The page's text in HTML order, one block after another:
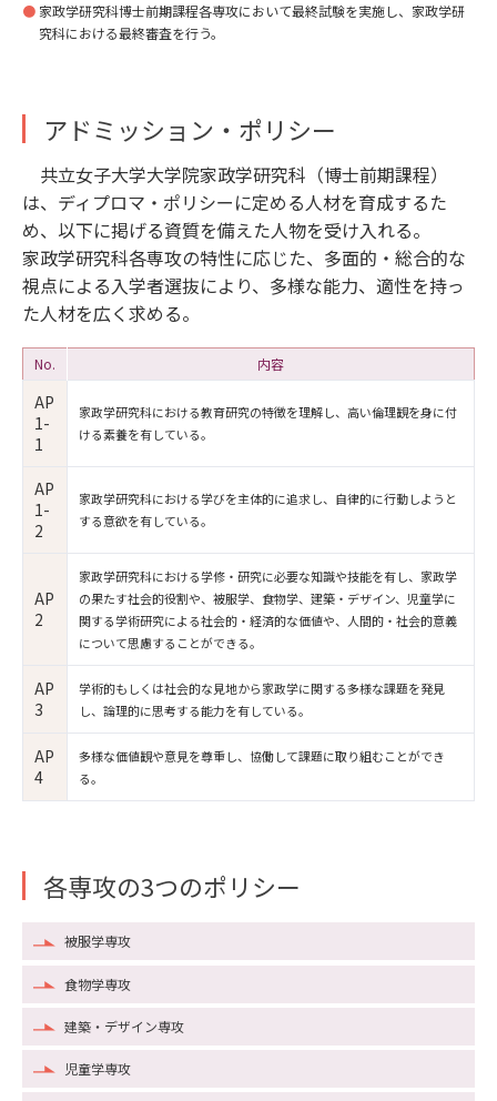
家政学研究科博士前期課程各専攻において最終試験を実施し、家政学研
究科における最終審査を行う。
アドミッション・ポリシー
共立女子大学大学院家政学研究科（博士前期課程）
は、ディプロマ・ポリシーに定める人材を育成するた
め、以下に掲げる資質を備えた人物を受け入れる。
家政学研究科各専攻の特性に応じた、多面的・総合的な
視点による入学者選抜により、多様な能力、適性を持っ
た人材を広く求める。
No. 内容
AP
1-
1
家政学研究科における教育研究の特徴を理解し、高い倫理観を身に付
ける素養を有している。
AP
1-
2
家政学研究科における学びを主体的に追求し、自律的に行動しようと
する意欲を有している。
AP
2
家政学研究科における学修・研究に必要な知識や技能を有し、家政学
の果たす社会的役割や、被服学、食物学、建築・デザイン、児童学に
関する学術研究による社会的・経済的な価値や、人間的・社会的意義
について思慮することができる。
AP
3
学術的もしくは社会的な見地から家政学に関する多様な課題を発見
し、論理的に思考する能力を有している。
AP
4
多様な価値観や意見を尊重し、協働して課題に取り組むことができ
る。
各専攻の3つのポリシー
被服学専攻
食物学専攻
建築・デザイン専攻
児童学専攻